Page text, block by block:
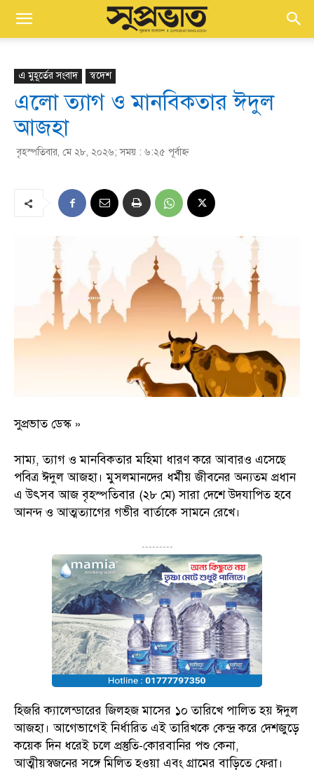
এ মুহূর্তের সংবাদ স্বদেশ
এলো ত্যাগ ও মানবিকতার ঈদুল
আজহা
বৃহস্পতিবার, মে ২৮, ২০২৬; সময় : ৬:২৫ পূর্বাহ্ণ
সুপ্রভাত ডেস্ক »
সাম্য, ত্যাগ ও মানবিকতার মহিমা ধারণ করে আবারও এসেছে
পবিত্র ঈদুল আজহা। মুসলমানদের ধর্মীয় জীবনের অন্যতম প্রধান
এ উৎসব আজ বৃহস্পতিবার (২৮ মে) সারা দেশে উদযাপিত হবে
আনন্দ ও আত্মত্যাগের গভীর বার্তাকে সামনে রেখে।
---------
হিজরি ক্যালেন্ডারের জিলহজ মাসের ১০ তারিখে পালিত হয় ঈদুল
আজহা। আগেভাগেই নির্ধারিত এই তারিখকে কেন্দ্র করে দেশজুড়ে
কয়েক দিন ধরেই চলে প্রস্তুতি-কোরবানির পশু কেনা,
আত্মীয়স্বজনের সঙ্গে মিলিত হওয়া এবং গ্রামের বাড়িতে ফেরা।